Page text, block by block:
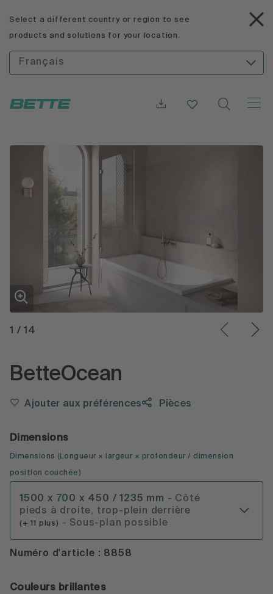
Select a different country or region to see
products and solutions for your location.
Français
1 /14
BetteOcean
Ajouter aux préférences Pièces
Dimensions
Dimensions ( Longueur × largeur × profondeur / dimension
position couchée )
1500 x 700 x 450 / 1235 mm - Côté
pieds à droite, trop-plein derrière
(+ 11 plus) - Sous-plan possible
Numéro d'article : 8858
Couleurs brillantes